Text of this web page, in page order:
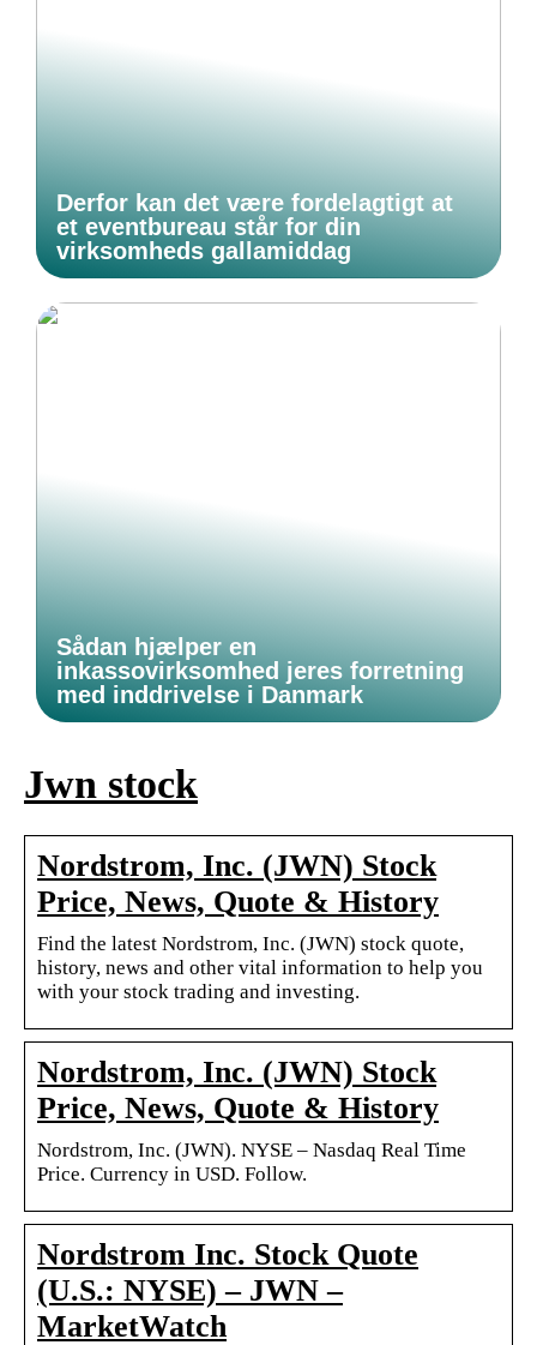
Derfor kan det være fordelagtigt at
et eventbureau står for din
virksomheds gallamiddag
Sådan hjælper en
inkassovirksomhed jeres forretning
med inddrivelse i Danmark
Jwn stock
Nordstrom, Inc. (JWN) Stock
Price, News, Quote & History
Find the latest Nordstrom, Inc. (JWN) stock quote,
history, news and other vital information to help you
with your stock trading and investing.
Nordstrom, Inc. (JWN) Stock
Price, News, Quote & History
Nordstrom, Inc. (JWN). NYSE – Nasdaq Real Time
Price. Currency in USD. Follow.
Nordstrom Inc. Stock Quote
(U.S.: NYSE) – JWN –
MarketWatch